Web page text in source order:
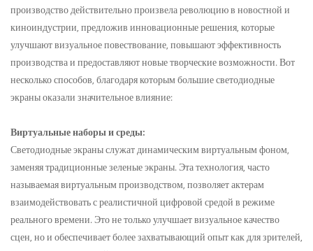
производство действительно произвела революцию в новостной и
киноиндустрии, предложив инновационные решения, которые
улучшают визуальное повествование, повышают эффективность
производства и предоставляют новые творческие возможности. Вот
несколько способов, благодаря которым большие светодиодные
экраны оказали значительное влияние:
Виртуальные наборы и среды:
Светодиодные экраны служат динамическим виртуальным фоном,
заменяя традиционные зеленые экраны. Эта технология, часто
называемая виртуальным производством, позволяет актерам
взаимодействовать с реалистичной цифровой средой в режиме
реального времени. Это не только улучшает визуальное качество
сцен, но и обеспечивает более захватывающий опыт как для зрителей,